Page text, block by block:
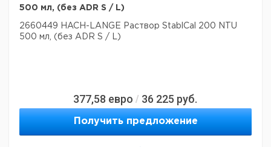
500 мл, (без ADR S / L)
2660449 HACH-LANGE Раствор StablCal 200 NTU
500 мл, (без ADR S / L)
377,58 евро / 36 225 руб.
Получить предложение